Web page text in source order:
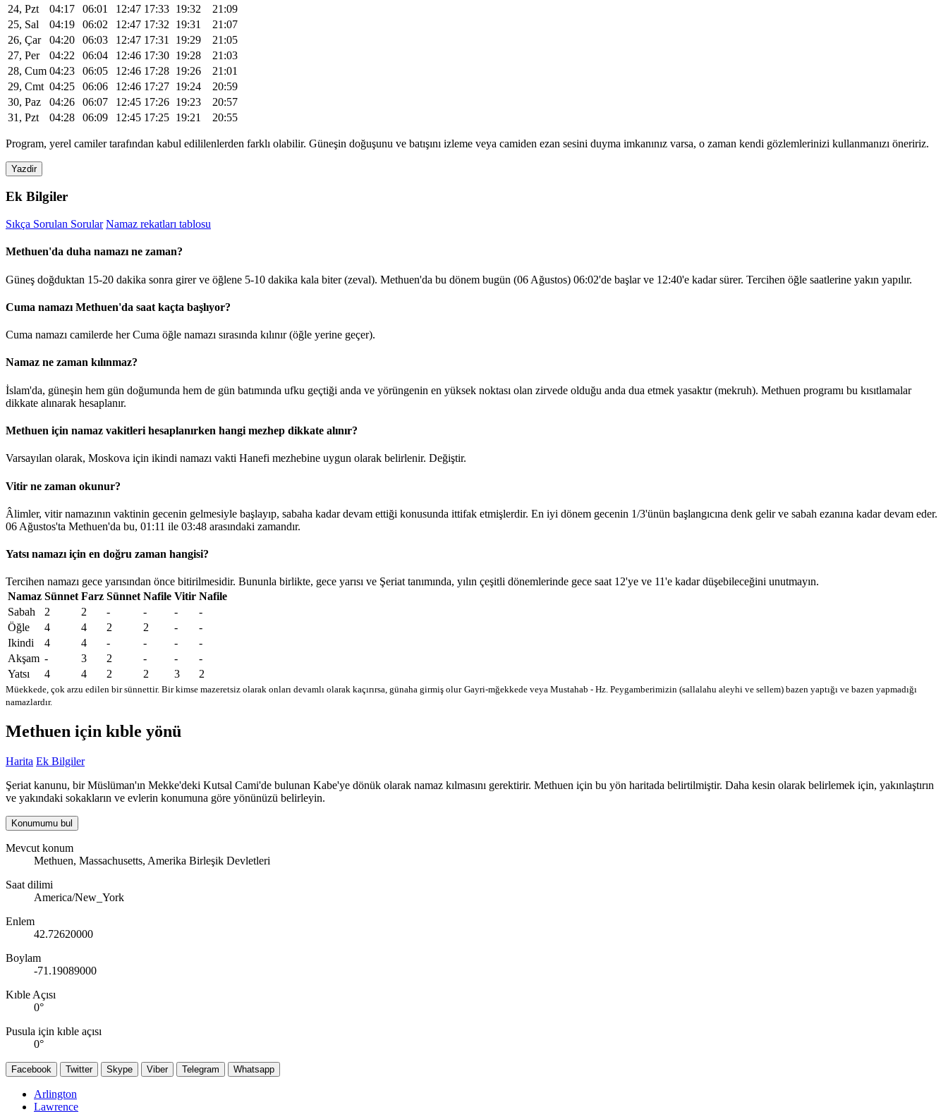
24, Pzt
04:17 06:01 12:47 17:33 19:32
21:09
25, Sal
04:19 06:02 12:47 17:32 19:31
21:07
26, Çar
04:20 06:03 12:47 17:31 19:29
21:05
27, Per
04:22 06:04 12:46 17:30 19:28
21:03
28, Cum 04:23 06:05 12:46 17:28 19:26
21:01
29, Cmt 04:25 06:06 12:46 17:27 19:24
20:59
30, Paz
04:26 06:07 12:45 17:26 19:23
20:57
31, Pzt
04:28 06:09 12:45 17:25 19:21 20:55
Program, yerel camiler tarafından kabul edililenlerden farklı olabilir. Güneşin doğuşunu ve batışını izleme veya camiden ezan sesini duyma imkanınız varsa, o zaman kendi gözlemlerinizi kullanmanızı öneririz.
Yazdir
Ek Bilgiler
Sıkça Sorulan Sorular Namaz rekatları tablosu
Methuen'da duha namazı ne zaman?
Güneş doğduktan 15-20 dakika sonra girer ve öğlene 5-10 dakika kala biter (zeval). Methuen'da bu dönem bugün (06 Ağustos) 06:02'de başlar ve 12:40'e kadar sürer. Tercihen öğle saatlerine yakın yapılır.
Cuma namazı Methuen'da saat kaçta başlıyor?
Cuma namazı camilerde her Cuma öğle namazı sırasında kılınır (öğle yerine geçer).
Namaz ne zaman kılınmaz?
İslam'da, güneşin hem gün doğumunda hem de gün batımında ufku geçtiği anda ve yörüngenin en yüksek noktası olan zirvede olduğu anda dua etmek yasaktır (mekruh). Methuen programı bu kısıtlamalar
dikkate alınarak hesaplanır.
Methuen için namaz vakitleri hesaplanırken hangi mezhep dikkate alınır?
Varsayılan olarak, Moskova için ikindi namazı vakti Hanefi mezhebine uygun olarak belirlenir. Değiştir.
Vitir ne zaman okunur?
Âlimler, vitir namazının vaktinin gecenin gelmesiyle başlayıp, sabaha kadar devam ettiği konusunda ittifak etmişlerdir. En iyi dönem gecenin 1/3'ünün başlangıcına denk gelir ve sabah ezanına kadar devam eder.
06 Ağustos'ta Methuen'da bu, 01:11 ile 03:48 arasındaki zamandır.
Yatsı namazı için en doğru zaman hangisi?
Tercihen namazı gece yarısından önce bitirilmesidir. Bununla birlikte, gece yarısı ve Şeriat tanımında, yılın çeşitli dönemlerinde gece saat 12'ye ve 11'e kadar düşebileceğini unutmayın.
Namaz Sünnet Farz Sünnet Nafile Vitir Nafile
Sabah
2 2 - - -
-
Öğle
4 4 2 2 -
-
Ikindi
4 4 - - -
-
Akşam - 3 2 - -
-
Yatsı
4 4 2 2 3 2
Müekkede, çok arzu edilen bir sünnettir. Bir kimse mazeretsiz olarak onları devamlı olarak kaçırırsa, günaha girmiş olur Gayri-mğekkede veya Mustahab - Hz. Peygamberimizin (sallalahu aleyhi ve sellem) bazen yaptığı ve bazen yapmadığı
namazlardır.
Methuen için kıble yönü
Harita Ek Bilgiler
Şeriat kanunu, bir Müslüman'ın Mekke'deki Kutsal Cami'de bulunan Kabe'ye dönük olarak namaz kılmasını gerektirir. Methuen için bu yön haritada belirtilmiştir. Daha kesin olarak belirlemek için, yakınlaştırın
ve yakındaki sokakların ve evlerin konumuna göre yönünüzü belirleyin.
Konumumu bul
Mevcut konum
Methuen, Massachusetts, Amerika Birleşik Devletleri
Saat dilimi
America/New_York
Enlem
42.72620000
Boylam
-71.19089000
Kıble Açısı
0°
Pusula için kıble açısı
0°
Facebook Twitter Skype Viber Telegram Whatsapp
Arlington
Lawrence